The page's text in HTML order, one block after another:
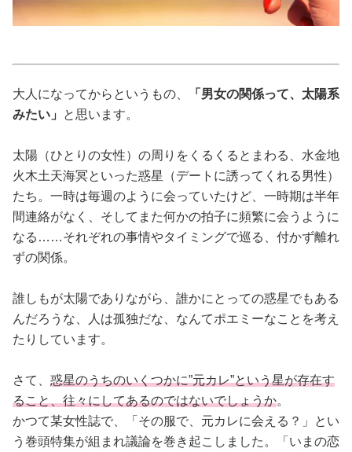
トラベル
占い
性と愛
ゲーム
大人になってからというもの、
「男女の関係って、太陽系
みたい」
と思います。
太陽（ひとりの女性）の周りをくるくるとまわる、水金地
火木土天海冥といった惑星（デートに誘ってくれる男性）
たち。一時は毎週のように会っていたけど、一時期は半年
間連絡がなく、そしてまた何かの拍子に頻繁に会うように
なる……それぞれの事情やタイミングで巡る、付かず離れ
ずの関係。
誰しもが太陽でありながら、誰かにとっての惑星でもある
んだろうな、人は孤独だな、なんてポエミーなことを考え
たりしています。
さて、 惑星のうちのいくつかに”元カレ”という星が存在す
ること、往々にしてあるのではないでしょうか。
かつて某女性誌で、「その服で、元カレに会える？」とい
う巻頭特集が組まれ議論を巻き起こしました。「いまの恋